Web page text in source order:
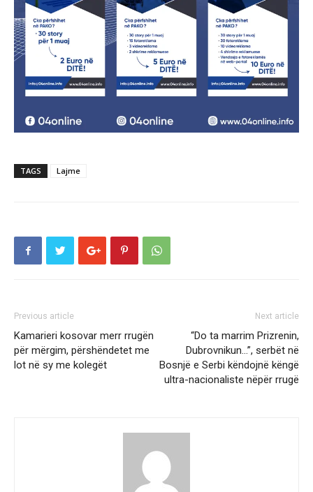
TAGS Lajme
Previous article
Kamarieri kosovar merr rrugën
për mërgim, përshëndetet me
lot në sy me kolegët
Next article
“Do ta marrim Prizrenin,
Dubrovnikun…”, serbët në
Bosnjë e Serbi këndojnë këngë
ultra-nacionaliste nëpër rrugë